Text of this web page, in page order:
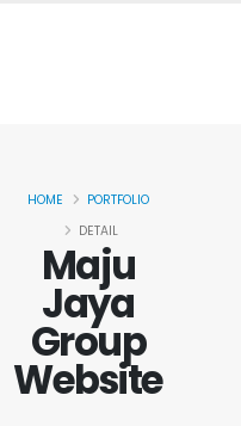
Maju
Jaya
Group
Website
HOME
PORTFOLIO
DETAIL